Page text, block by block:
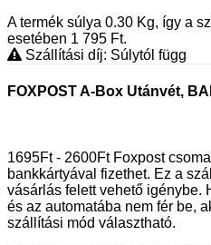
A termék súlya 0.30 Kg, így a
esetében 1 795 Ft.
Szállítási díj: Súlytól függ
FOXPOST A-Box Utánvét,
1695Ft - 2600Ft Foxpost
bankkártyával fizethet. Ez a
vásárlás felett vehető igénybe.
és az automatába nem fér be,
szállítási mód választható.